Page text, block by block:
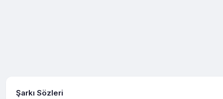
Şarkı Sözleri